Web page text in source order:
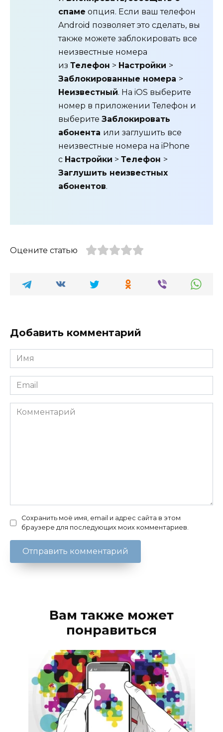
спаме опция. Если ваш телефон
Android позволяет это сделать, вы
также можете заблокировать все
неизвестные номера
из Телефон > Настройки >
Заблокированные номера >
Неизвестный. На iOS выберите
номер в приложении Телефон и
выберите Заблокировать
абонента или заглушить все
неизвестные номера на iPhone
с Настройки > Телефон >
Заглушить неизвестных
абонентов.
Оцените статью
Добавить комментарий
Имя
*
Email
*
Комментарий
Сохранить моё имя, email и адрес сайта в этом
браузере для последующих моих комментариев.
Вам также может
понравиться